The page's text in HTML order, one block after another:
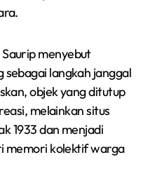
menyebut
sebagai langkah janggal
objek yang ditutup
melainkan situs
1933 dan menjadi
memori kolektif warga